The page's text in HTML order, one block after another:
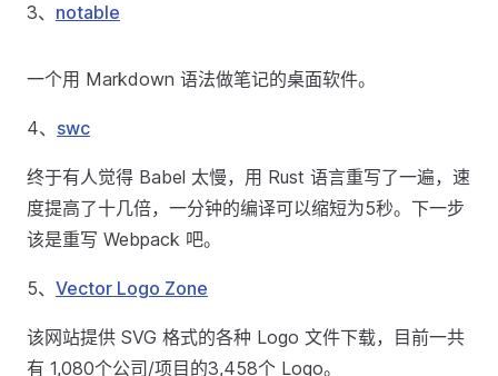
3、 notable
一个用 Markdown 语法做笔记的桌面软件。
4、 swc
终于有人觉得 Babel 太慢，用 Rust 语言重写了一遍，速
度提高了十几倍，一分钟的编译可以缩短为5秒。下一步
该是重写 Webpack 吧。
5、 Vector Logo Zone
该网站提供 SVG 格式的各种 Logo 文件下载，目前一共
有 1,080个公司/项目的3,458个 Logo。